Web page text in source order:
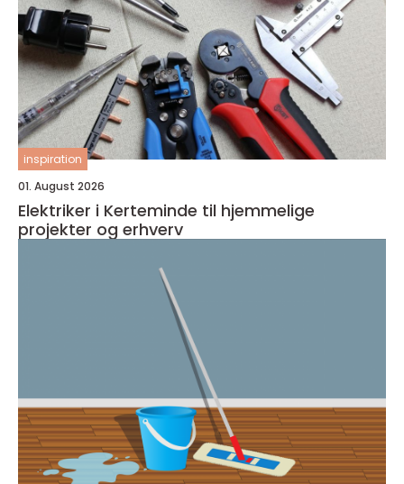
inspiration
01. August 2026
Elektriker i Kerteminde til hjemmelige
projekter og erhverv